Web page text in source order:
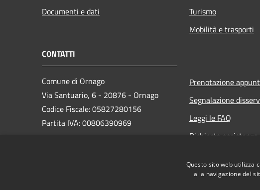
Documenti e dati
Turismo
Mobilità e trasporti
CONTATTI
Comune di Ornago
Via Santuario, 6 - 20876 - Ornago
Codice Fiscale: 05827280156
Partita IVA: 00806390969
Prenotazione
Segnalazione
Leggi le FAQ
Richiesta assistenza
Questo sito web utilizza
alla navigazione del